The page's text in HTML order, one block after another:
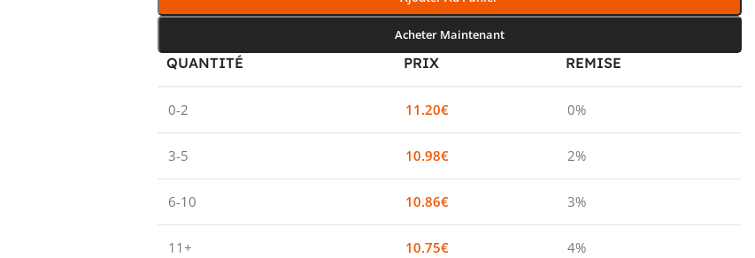
Acheter Maintenant
QUANTITÉ PRIX REMISE
0-2 11.20€ 0%
3-5 10.98€ 2%
6-10 10.86€ 3%
11+ 10.75€ 4%